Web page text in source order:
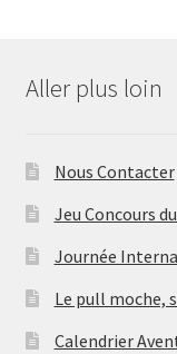
Aller plus loin
Nous Contacter
Jeu Concours
Journée
Le pull moche,
Calendrier